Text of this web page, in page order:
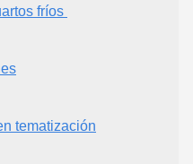
fríos
tematización